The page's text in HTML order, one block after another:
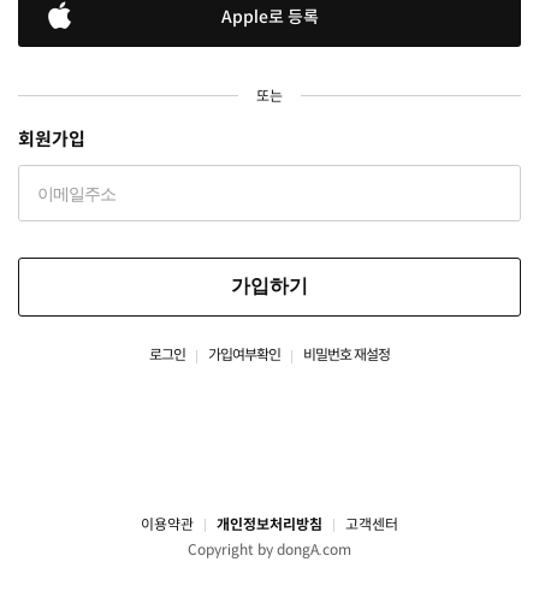
Apple로 등록
또는
회원가입
가입하기
로그인 가입여부확인 비밀번호 재설정
이용약관 개인정보처리방침
고객센터
Copyright by dongA.com